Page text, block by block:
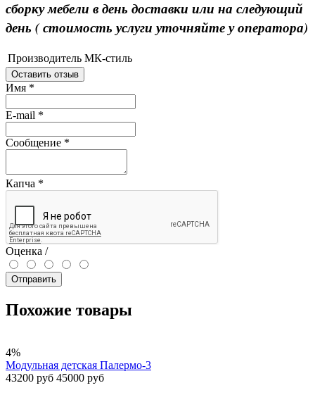
сборку мебели в день доставки или на следующий
день ( стоимость услуги уточняйте у оператора)
Производитель МК-стиль
Оставить отзыв
Имя *
E-mail *
Сообщение *
Капча *
Оценка /
Отправить
Похожие товары
4%
Модульная детская Палермо-3
43200 руб 45000 руб